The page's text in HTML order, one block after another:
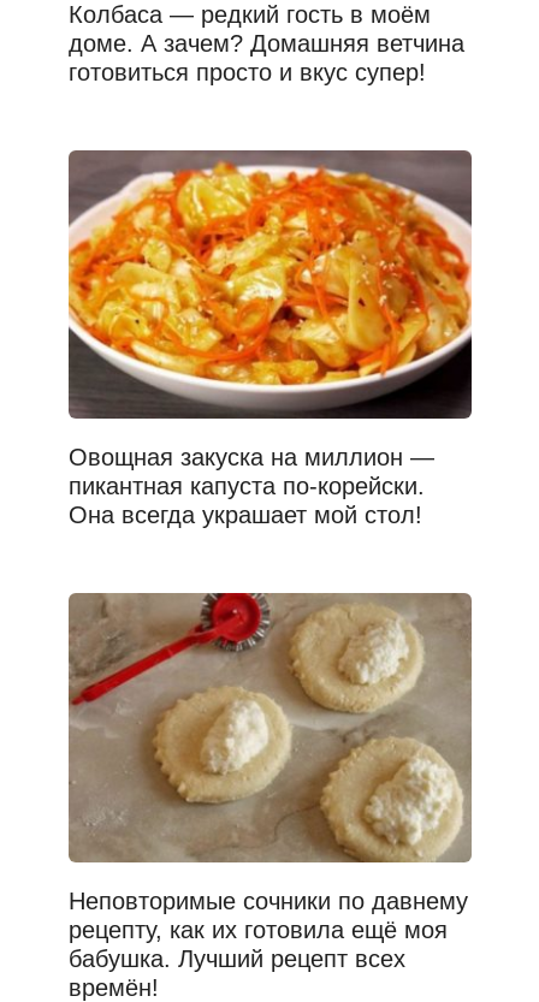
Колбаса — редкий гость в моём
доме. А зачем? Домашняя ветчина
готовиться просто и вкус супер!
Овощная закуска на миллион —
пикантная капуста по-корейски.
Она всегда украшает мой стол!
Неповторимые сочники по давнему
рецепту, как их готовила ещё моя
бабушка. Лучший рецепт всех
времён!